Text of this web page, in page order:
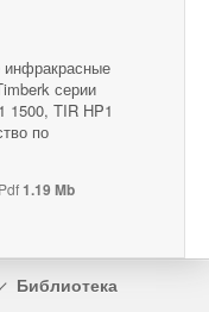
инфракрасные
серии
1500, TIR HP1
по
Pdf1.19 Mb
Библиотека